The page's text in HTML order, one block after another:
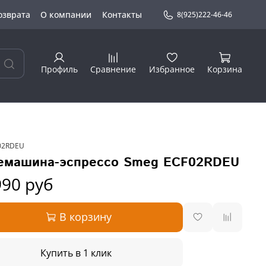
О компании Контакты 8(925)222-46-46
Профиль Сравнение Избранное Корзина
эспрессо Smeg ECF02RDEU
руб
В корзину
Купить в 1 клик